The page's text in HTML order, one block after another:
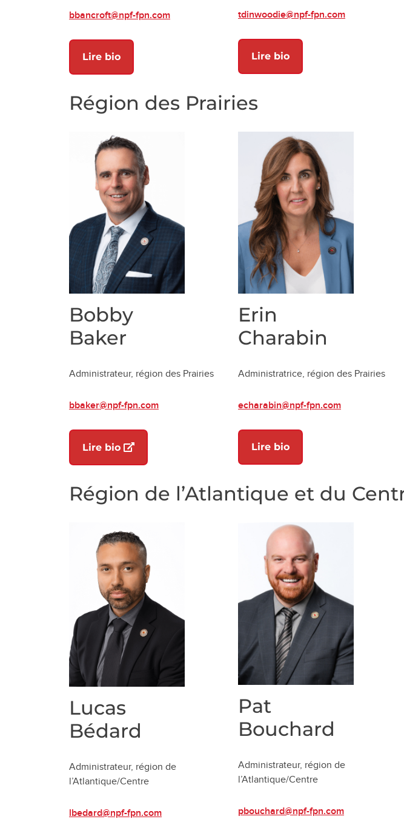
bbancroft@npf-fpn.com
Lire bio
tdinwoodie@npf-fpn.com
Lire bio
Région des Prairies
Bobby
Baker
Administrateur, région des Prairies
bbaker@npf-fpn.com
Lire bio (ouvre dans un nouvel onglet)
Erin
Charabin
Administratrice, région des Prairies
echarabin@npf-fpn.com
Lire bio
Région de l’Atlantique et du
Lucas
Bédard
Administrateur, région de
l’Atlantique/Centre
lbedard@npf-fpn.com
Pat
Bouchard
Administrateur, région de
l’Atlantique/Centre
pbouchard@npf-fpn.com